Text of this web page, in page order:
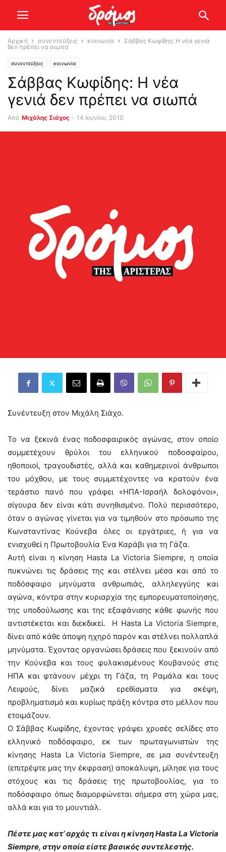
Αρχική συνεντεύξεις κοινωνία
Σάββας Κωφίδης: Η νέα γενιά
δεν πρέπει να σιωπά
συνεντεύξεις κοινωνία
Σάββας Κωφίδης: Η νέα
γενιά δεν πρέπει να σιωπά
Από Μιχάλης Σιάχος - 14 Ιουνίου, 2010
Συνέντευξη στον Μιχάλη Σιάχο.
Το να ξεκινά ένας ποδοσφαιρικός αγώνας, στον οποίο
συμμετέχουν θρύλοι του ελληνικού ποδοσφαίρου,
ηθοποιοί, τραγουδιστές, αλλά και καθημερινοί άνθρωποι
του μόχθου, με τους συμμετέχοντες να κρατούν ένα
τεράστιο πανό που γράφει «ΗΠΑ-Ισραήλ δολοφόνοι»,
σίγουρα δεν είναι κάτι συνηθισμένο. Πολύ περισσότερο,
όταν ο αγώνας γίνεται για να τιμηθούν στο πρόσωπο της
Κωνσταντίνας Κούνεβα όλες οι εργάτριες, ή για να
ενισχυθεί η Πρωτοβουλία Ένα Καράβι για τη Γάζα.
Αυτή είναι η κίνηση Hasta La Victoria Siempre, η οποία
πυκνώνει τις δράσεις της και στέλνει μέσα και από το
ποδόσφαιρο μηνύματα ανθρωπιάς, αλληλεγγύης και
αγώνα, κόντρα στην κυριαρχία της εμπορευματοποίησης,
της υποδούλωσης και της εξαφάνισης κάθε φωνής που
αντιστέκεται και διεκδικεί. Η Hasta La Victoria Siempre,
δίνει από κάθε άποψη ηχηρό παρόν και στέλνει πολλαπλά
μηνύματα. Έχοντας οργανώσει δράσεις που ξεκινούν από
την Κούνεβα και τους φυλακισμένους Κουβανούς στις
ΗΠΑ και φτάνουν μέχρι τη Γάζα, τη Ραμάλα και τους
Λειψούς, δίνει μαζικά ερεθίσματα για σκέψη,
προβληματισμό και κυρίως πράξη κόντρα στο μέλλον που
ετοιμάζουν.
Ο Σάββας Κωφίδης, έχοντας γράψει χρυσές σελίδες στο
ελληνικό ποδόσφαιρο, εκ των πρωταγωνιστών της
κίνησης Hasta La Victoria Siempre, σε μια συνέντευξη
(επιτρέψτε μας την έκφραση) αποκάλυψη, μίλησε για τους
στόχους και τις δράσεις της πρωτοβουλίας, για το
ποδόσφαιρο όπως διαμορφώνεται σήμερα στη χώρα μας,
αλλά και για το μουντιάλ.
Πέστε μας κατ’ αρχάς τι είναι η κίνηση Hasta La Victoria
Siempre, στην οποία είστε βασικός συντελεστής.